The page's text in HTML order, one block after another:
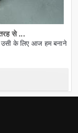
से ...
के लिए आज हम बनाने